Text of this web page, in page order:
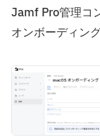
Jamf Pro管理コ
オンボーディン